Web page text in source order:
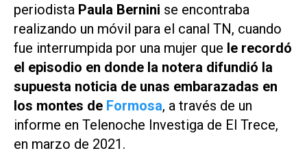
periodista Paula Bernini se encontraba
realizando un móvil para el canal TN, cuando
fue interrumpida por una mujer que le recordó
el episodio en donde la notera difundió la
supuesta noticia de unas embarazadas en
los montes de Formosa, a través de un
informe en Telenoche Investiga de El Trece,
en marzo de 2021.